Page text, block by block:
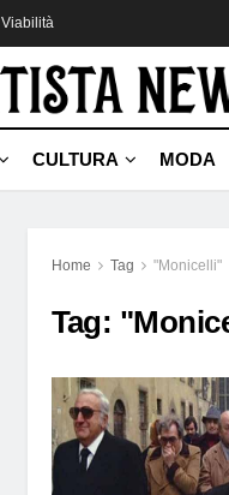
Viabilità
CULTURA MODA
Home Tag "Monicelli"
Tag: